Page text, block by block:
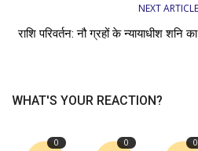
NEXT ARTICLE
राशि परिवर्तन: नौ ग्रहों के न्यायाधीश शनि
WHAT'S YOUR REACTION?
0 0 0